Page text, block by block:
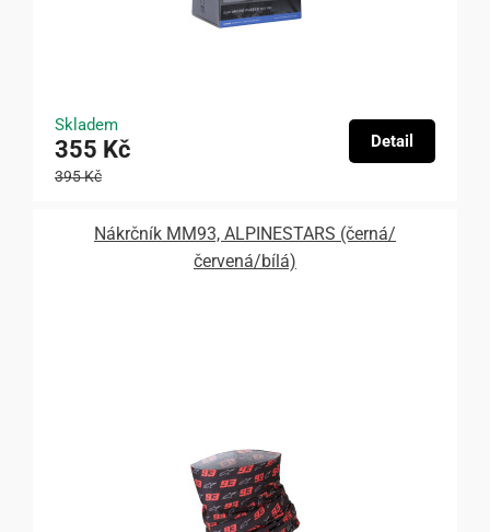
Skladem
355 Kč
395 Kč
Detail
Nákrčník MM93, ALPINESTARS (černá/
červená/bílá)